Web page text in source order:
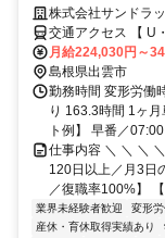
マなし／年収例32歳
インの仕事
株式会社サンドラ
交通アクセス 【 U・
伴う転勤はありま
月給224,030円～
島根県出雲市
勤務時間 変形労働
り 163.3時間 1ヶ
ト例】 早番／
仕事内容 ＼ ＼ ＼
120日以上／月3日
／復職率100%】
業界未経験者歓迎 変形
産休・育休取得実績あり